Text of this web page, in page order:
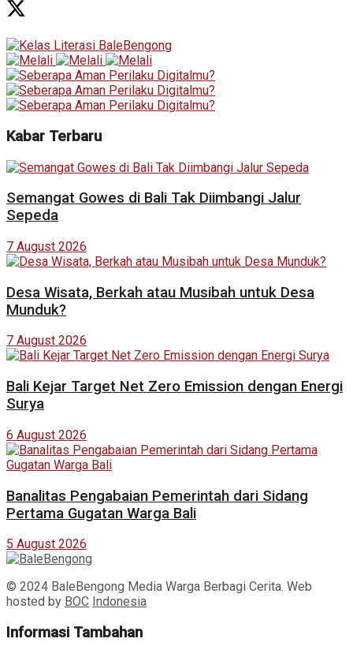
Kabar Terbaru
Semangat Gowes di Bali Tak Diimbangi Jalur
Sepeda
7 August 2026
Desa Wisata, Berkah atau Musibah untuk Desa
Munduk?
7 August 2026
Bali Kejar Target Net Zero Emission dengan Energi
Surya
6 August 2026
Banalitas Pengabaian Pemerintah dari Sidang
Pertama Gugatan Warga Bali
5 August 2026
© 2024 BaleBengong Media Warga Berbagi Cerita. Web
hosted by BOC Indonesia
Informasi Tambahan